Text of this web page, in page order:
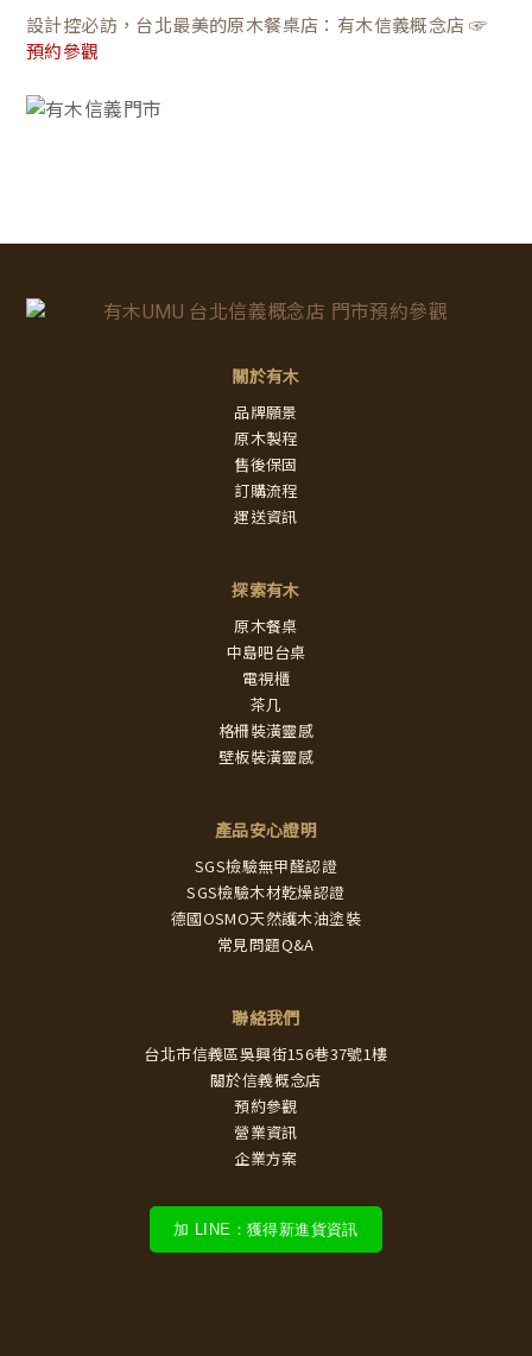
設計控必訪，台北最美的原木餐桌店：有木信義概念店 ☞
預約參觀
關於有木
品牌願景
原木製程
售後保固
訂購流程
運送資訊
探索有木
原木餐桌
中島吧台桌
電視櫃
茶几
格柵裝潢靈感
壁板裝潢靈感
產品安心證明
SGS檢驗無甲醛認證
SGS檢驗木材乾燥認證
德國OSMO天然護木油塗裝
常見問題Q&A
聯絡我們
台北市信義區吳興街156巷37號1樓
關於信義概念店
預約參觀
營業資訊
企業方案
加 LINE：獲得新進貨資訊